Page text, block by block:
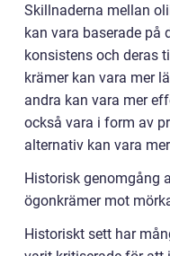
Skillnaderna mellan
kan vara baserade på
konsistens och deras
krämer kan vara mer
andra kan vara mer
också vara i form av
alternativ kan vara
Historisk genomgång
ögonkrämer mot
Historiskt sett har